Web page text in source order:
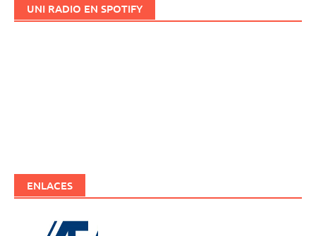
UNI RADIO EN SPOTIFY
ENLACES